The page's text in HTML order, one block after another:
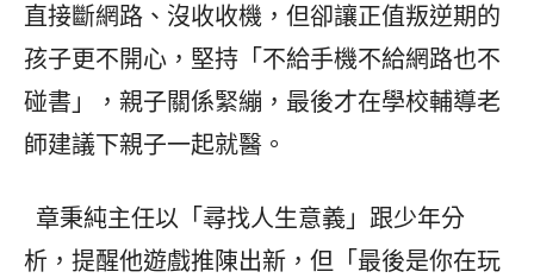
直接斷網路、沒收收機，但卻讓正值叛逆期的
孩子更不開心，堅持「不給手機不給網路也不
碰書」，親子關係緊繃，最後才在學校輔導老
師建議下親子一起就醫。
章秉純主任以「尋找人生意義」跟少年分
析，提醒他遊戲推陳出新，但「最後是你在玩